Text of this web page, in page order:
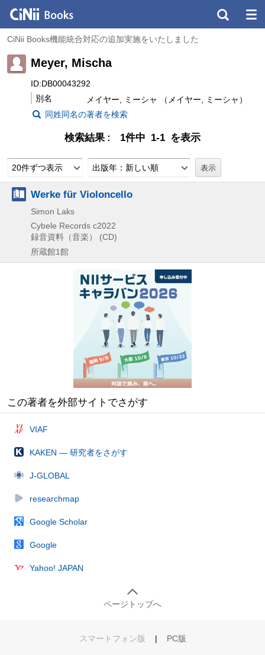
CiNii Books機能統合対応の追加実施をいたしました
Meyer, Mischa
ID:DB00043292
別名
メイヤー, ミーシャ （メイヤー, ミーシャ）
同姓同名の著者を検索
検索結果 1件中 1-1 を表示
20件ずつ表示 出版年：新しい順
Werke für Violoncello
Simon Laks
Cybele Records c2022
録音資料（音楽） (CD)
所蔵館1館
この著者を外部サイトでさがす
VIAF
KAKEN — 研究者をさがす
J-GLOBAL
researchmap
Google Scholar
Google
Yahoo! JAPAN
ページトップへ
スマートフォン版 | PC版